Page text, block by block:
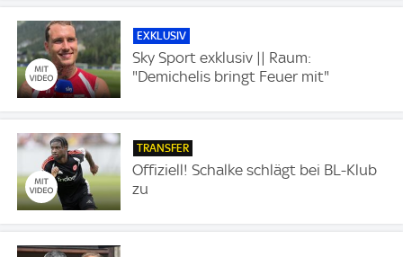
EXKLUSIV
Sky Sport exklusiv || Raum:
"Demichelis bringt Feuer mit"
TRANSFER
Offiziell! Schalke schlägt bei BL-Klub
zu